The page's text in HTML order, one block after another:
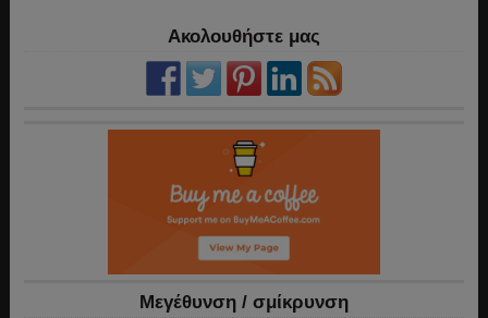
Ακολουθήστε μας
Mεγέθυνση / σμίκρυνση